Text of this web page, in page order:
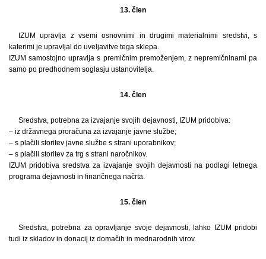
13. člen
IZUM upravlja z vsemi osnovnimi in drugimi materialnimi sredstvi, s
katerimi je upravljal do uveljavitve tega sklepa.
IZUM samostojno upravlja s premičnim premoženjem, z nepremičninami pa
samo po predhodnem soglasju ustanovitelja.
14. člen
Sredstva, potrebna za izvajanje svojih dejavnosti, IZUM pridobiva:
– iz državnega proračuna za izvajanje javne službe;
– s plačili storitev javne službe s strani uporabnikov;
– s plačili storitev za trg s strani naročnikov.
IZUM pridobiva sredstva za izvajanje svojih dejavnosti na podlagi letnega
programa dejavnosti in finančnega načrta.
15. člen
Sredstva, potrebna za opravljanje svoje dejavnosti, lahko IZUM pridobi
tudi iz skladov in donacij iz domačih in mednarodnih virov.